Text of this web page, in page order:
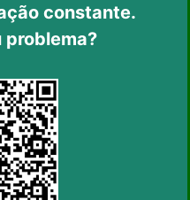
constante.
problema?